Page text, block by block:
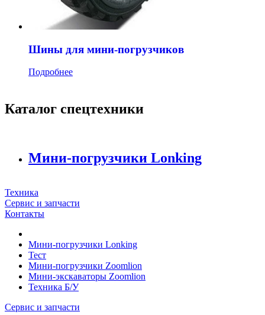
Шины для мини-погрузчиков
Подробнее
Каталог спецтехники
Мини-погрузчики Lonking
Техника
Сервис и запчасти
Контакты
Мини-погрузчики Lonking
Тест
Мини-погрузчики Zoomlion
Мини-экскаваторы Zoomlion
Техника Б/У
Сервис и запчасти